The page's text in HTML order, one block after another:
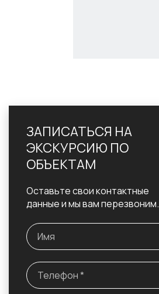
ЗАПИСАТЬСЯ НА
ЭКСКУРСИЮ ПО
ОБЪЕКТАМ
Оставьте свои контактные
данные и мы вам перезвоним.